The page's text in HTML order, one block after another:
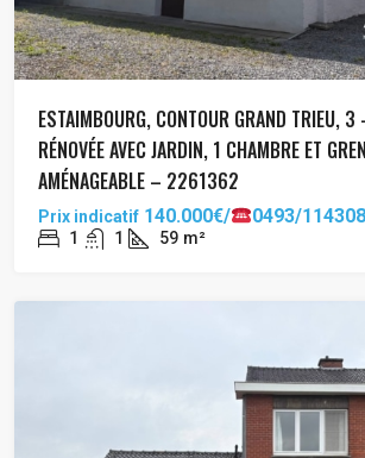
ESTAIMBOURG, CONTOUR GRAND TRIEU,
RÉNOVÉE AVEC JARDIN, 1 CHAMBRE ET
AMÉNAGEABLE – 2261362
Prix indicatif 140.000€/ 0493/114308
1 1 59 m²